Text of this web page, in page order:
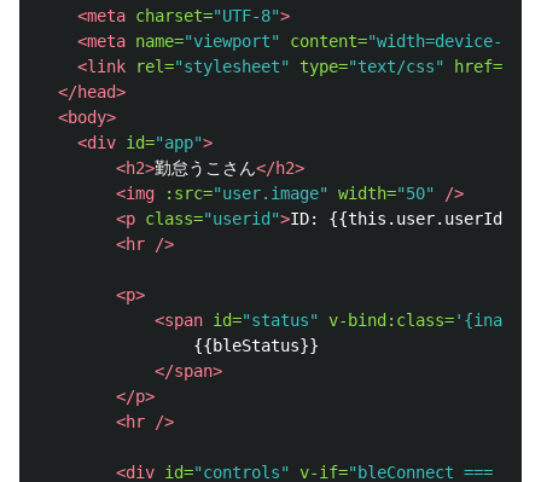
<meta charset="UTF-8">
<meta name="viewport" content="width=device-
<link
rel="stylesheet" type="text/css" href=
</head>
<body>
<div id="app">
<h2>勤怠うこさん</h2>
<img
:src="user.image" width="50"
/>
<p class="userid">ID: {{this.user.userId}}
<hr />
<p>
<span id="status" v-bind:class=
                {{bleStatus}}
</span>
</p>
<hr />
<div id="controls" v-if="bleConnect ===